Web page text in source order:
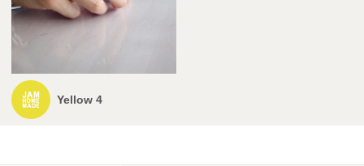
Yellow 4